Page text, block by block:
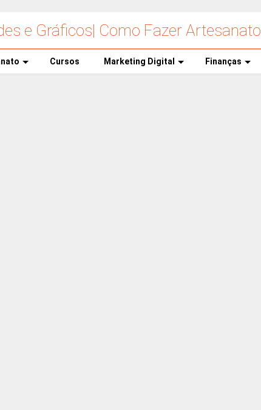
e Gráficos| Como Fazer Artesanato
Cursos Marketing Digital Finanças